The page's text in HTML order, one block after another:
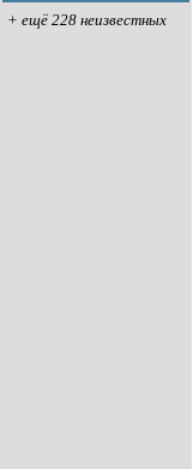
+ ещё 228 неизвестных